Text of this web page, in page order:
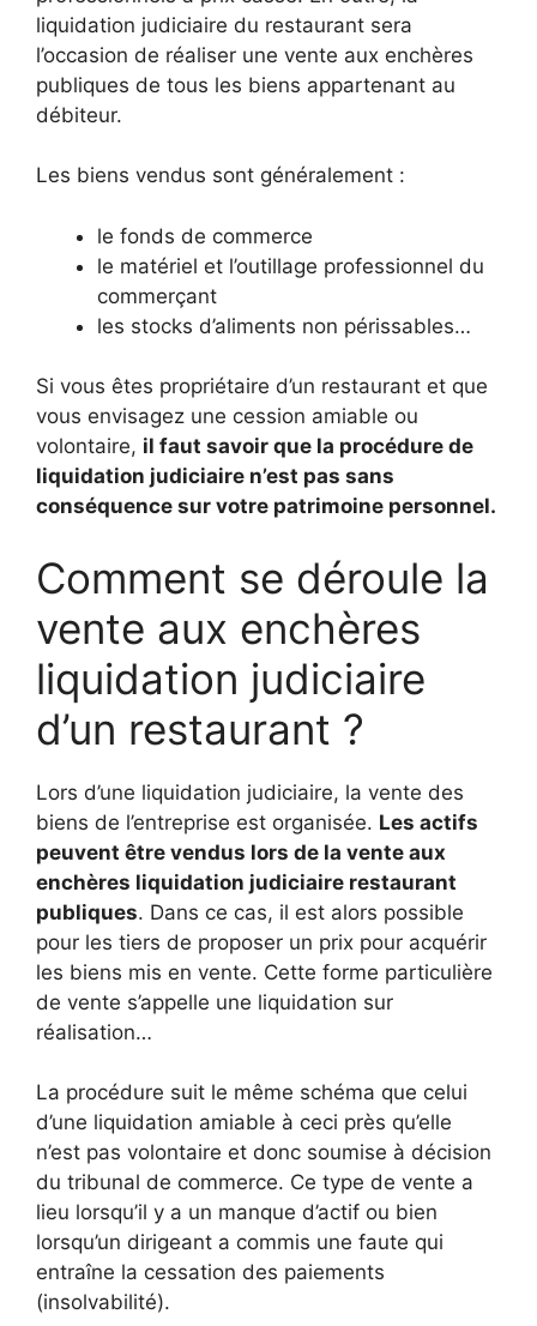
liquidation judiciaire du restaurant sera
l’occasion de réaliser une vente aux enchères
publiques de tous les biens appartenant au
débiteur.
Les biens vendus sont généralement :
le fonds de commerce
le matériel et l’outillage professionnel du
commerçant
les stocks d’aliments non périssables…
Si vous êtes propriétaire d’un restaurant et que
vous envisagez une cession amiable ou
volontaire, il faut savoir que la procédure de
liquidation judiciaire n’est pas sans
conséquence sur votre patrimoine personnel.
Comment se déroule la
vente aux enchères
liquidation judiciaire
d’un restaurant ?
Lors d’une liquidation judiciaire, la vente des
biens de l’entreprise est organisée. Les actifs
peuvent être vendus lors de la vente aux
enchères liquidation judiciaire restaurant
publiques. Dans ce cas, il est alors possible
pour les tiers de proposer un prix pour acquérir
les biens mis en vente. Cette forme particulière
de vente s’appelle une liquidation sur
réalisation…
La procédure suit le même schéma que celui
d’une liquidation amiable à ceci près qu’elle
n’est pas volontaire et donc soumise à décision
du tribunal de commerce. Ce type de vente a
lieu lorsqu’il y a un manque d’actif ou bien
lorsqu’un dirigeant a commis une faute qui
entraîne la cessation des paiements
(insolvabilité).